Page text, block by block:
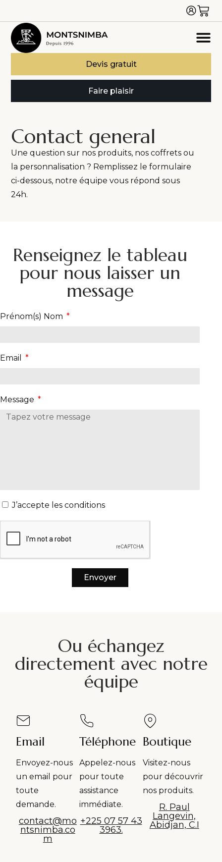
Devis gratuit
Faire plaisir
Contact general
Une question sur nos produits, nos coffrets ou
la personnalisation ? Remplissez le formulaire
ci-dessous, notre équipe vous répond sous
24h.
Renseignez le tableau
pour nous laisser un
message
Prénom(s) Nom
Email
Message
J’accepte les conditions
Envoyer
Ou échangez
directement avec notre
équipe
Email
Envoyez-nous
un email pour
toute
demande.
contact@mo
ntsnimba.co
m
Téléphone
Appelez-nous
pour toute
assistance
immédiate.
+225 07 57 43
3963.
Boutique
Visitez-nous
pour découvrir
nos produits.
R. Paul
Langevin,
Abidjan, C.I